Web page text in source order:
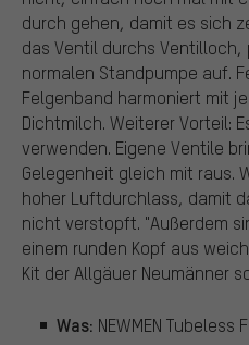
durch gehen, damit es sich
das Ventil durchs
normalen Standpumpe auf.
Felgenband harmoniert mit
Dichtmilch. Weiterer Vorteil:
verwenden. Eigene Ventile
Gelegenheit gleich mit raus.
hoher Luftdurchlass, damit
nicht verstopft. "Außerdem
einem runden Kopf aus
Kit der Allgäuer Neumänner
Was: NEWMEN